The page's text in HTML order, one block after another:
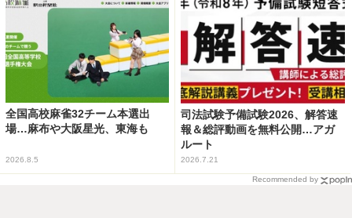
全国高校麻雀32チーム本選出
場…麻布や大阪星光、東海も
2026.8.5
司法試験予備試験2026、解答速
報＆総評動画を無料公開…アガ
ルート
2026.7.21
Recommended by